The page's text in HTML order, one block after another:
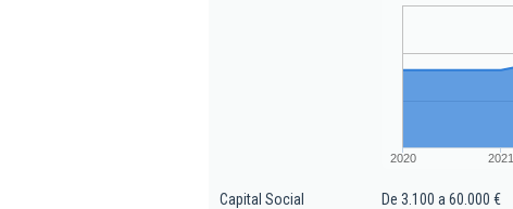
2020 2021
Capital Social De 3.100 a 60.000 €